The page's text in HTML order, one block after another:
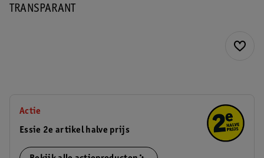
TRANSPARANT
Actie
Essie 2e artikel halve prijs